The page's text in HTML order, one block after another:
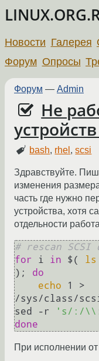
Новости Галерея
Форум Опросы
Форум — Admin
Не
bash, rhel ,scsi
Здравствуйте.
изменения
часть где нужно
устройства, хотя
отдельности
# rescan SCSI
for
i in $( ls
); do
echo 1 >
/sys/class/
sed -r
's/:/
done
При исполнении